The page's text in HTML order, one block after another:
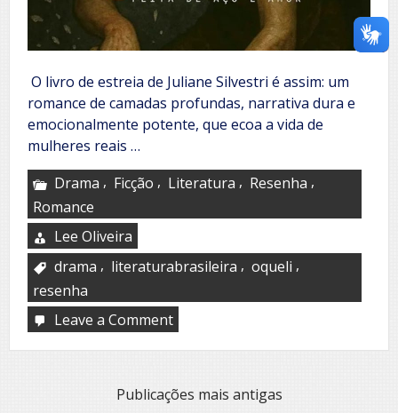
O livro de estreia de Juliane Silvestri é assim: um
romance de camadas profundas, narrativa dura e
emocionalmente potente, que ecoa a vida de
mulheres reais …
Drama , Ficção , Literatura , Resenha ,
Romance
Lee Oliveira
drama , literaturabrasileira , oqueli ,
resenha
Leave a Commenton
as
NavegaçãoPublicações mais antigas